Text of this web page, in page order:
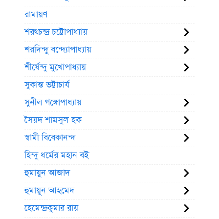
রামায়ণ
শরৎচন্দ্র চট্টোপাধ্যায়
শরদিন্দু বন্দ্যোপাধ্যায়
শীর্ষেন্দু মুখোপাধ্যায়
সুকান্ত ভট্টাচার্য
সুনীল গঙ্গোপাধ্যায়
সৈয়দ শামসুল হক
স্বামী বিবেকানন্দ
হিন্দু ধর্মের মহান বই
হুমায়ুন আজাদ
হুমায়ূন আহমেদ
হেমেন্দ্রকুমার রায়